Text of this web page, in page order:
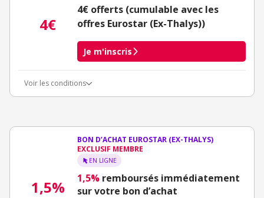
4€
4€ offerts (cumulable avec les
offres Eurostar (Ex-Thalys))
Je m'inscris
Voir les conditions
Offre réservée à une toute première inscription chez eBuyClub.
1,5%
BON D’ACHAT EUROSTAR (EX-THALYS)
EXCLUSIF MEMBRE
EN LIGNE
1,5% remboursés immédiatement
sur votre bon d’achat